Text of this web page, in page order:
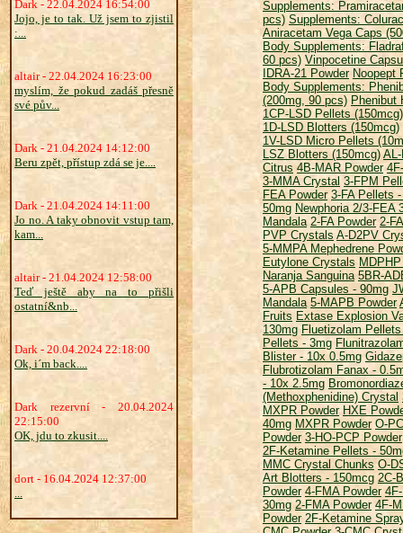
Dark - 22.04.2024 16:54:00
Jojo, je to tak. Už jsem to zjistil
:...
altair - 22.04.2024 16:23:00
myslím, že pokud zadáš přesně
své pův...
Dark - 21.04.2024 14:12:00
Beru zpět, přístup zdá se je....
Dark - 21.04.2024 14:11:00
Jo no. A taky obnovit vstup tam,
kam...
altair - 21.04.2024 12:58:00
Teď ještě aby na to přišli
ostatní&nb...
Dark - 20.04.2024 22:18:00
Ok, i´m back....
Dark rezervní - 20.04.2024
22:15:00
OK, jdu to zkusit....
dort - 16.04.2024 12:37:00
...
Supplements:
pcs) Supplements:
Aniracetam Vega Caps
Body Supplements:
60 pcs) Vinpocetine
IDRA-21 Powder Noopept
Body Supplements:
(200mg, 90 pcs) Phenibut
1CP-LSD Pellets (150mcg)
1D-LSD Blotters (150mcg)
1V-LSD Micro Pellets
LSZ Blotters (150mcg)
Citrus 4B-MAR Powder
3-MMA Crystal 3-FPM
FEA Powder 3-FA Pellets
50mg Newphoria 2/3-FEA
Mandala 2-FA Powder 2-
PVP Crystals A-D2PV
5-MMPA Mephedrene
Eutylone Crystals
Naranja Sanguina 5BR-
5-APB Capsules - 90mg
Mandala 5-MAPB Powder
Fruits Extase Explosion
130mg Fluetizolam
Pellets - 3mg
Blister - 10x 0.5mg
Flubrotizolam Fanax -
- 10x 2.5mg
(Methoxphenidine) Crystal
MXPR Powder HXE
40mg MXPR Powder O-
Powder 3-HO-PCP Powder
2F-Ketamine Pellets -
MMC Crystal Chunks O-
Art Blotters - 150mcg 2C-
Powder 4-FMA Powder
30mg 2-FMA Powder 4F-
Powder 2F-Ketamine